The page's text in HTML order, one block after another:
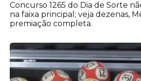
Concurso 1265 do Dia de Sorte
na faixa principal; veja dezenas,
premiação completa.